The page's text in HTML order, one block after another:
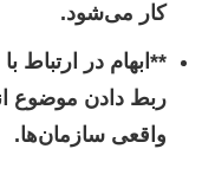
کار می‌شود.
**ابهام در ارتباط
ربط دادن موضوع
واقعی سازمان‌ها.